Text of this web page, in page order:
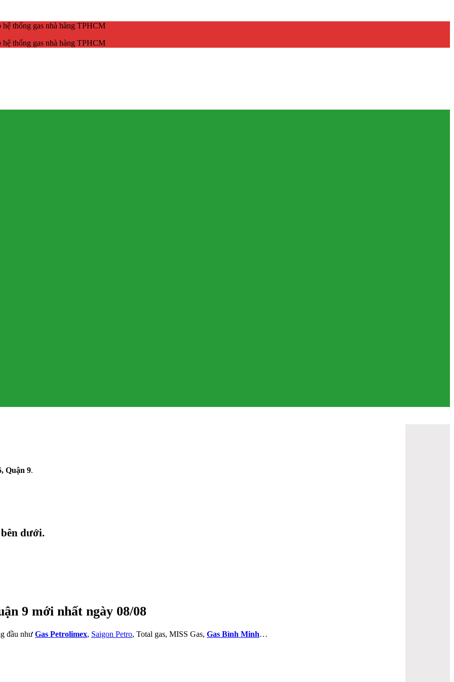
thống gas nhà hàng TPHCM
thống gas nhà hàng TPHCM
Quận 9.
dưới.
9 mới nhất ngày 08/08
đầu như Gas Petrolimex, Saigon Petro, Total gas, MISS Gas, Gas Bình Minh…